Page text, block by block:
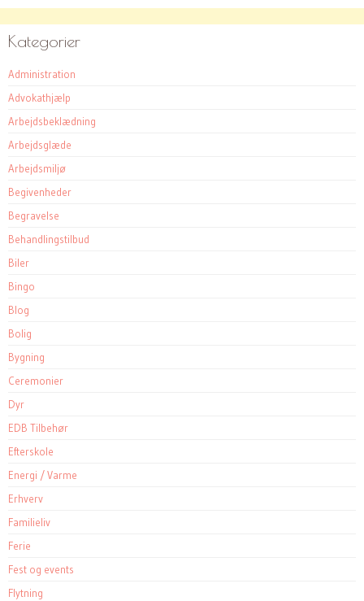
Kategorier
Administration
Advokathjælp
Arbejdsbeklædning
Arbejdsglæde
Arbejdsmiljø
Begivenheder
Begravelse
Behandlingstilbud
Biler
Bingo
Blog
Bolig
Bygning
Ceremonier
Dyr
EDB Tilbehør
Efterskole
Energi / Varme
Erhverv
Familieliv
Ferie
Fest og events
Flytning